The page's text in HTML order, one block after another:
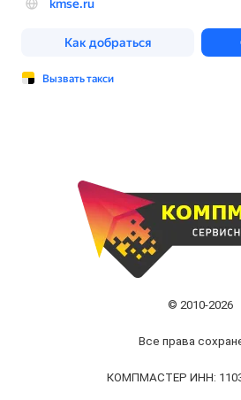
© 2010-2026
Все права
КОМПМАСТЕР ИНН: